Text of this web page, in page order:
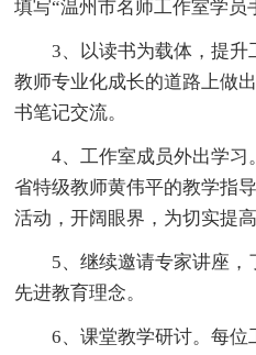
填写“温州市名师工作室学员
3、以读书为载体，提升
教师专业化成长的道路上做
书笔记交流。
4、工作室成员外出学习
省特级教师黄伟平的教学指
活动，开阔眼界，为切实提
5、继续邀请专家讲座，
先进教育理念。
6、课堂教学研讨。每位